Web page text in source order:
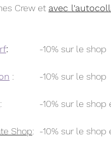
Crew et avec
:
  		-10% sur le shop
:    	-10% sur le shop
: 		-10% sur le
Shop :	-10% sur le